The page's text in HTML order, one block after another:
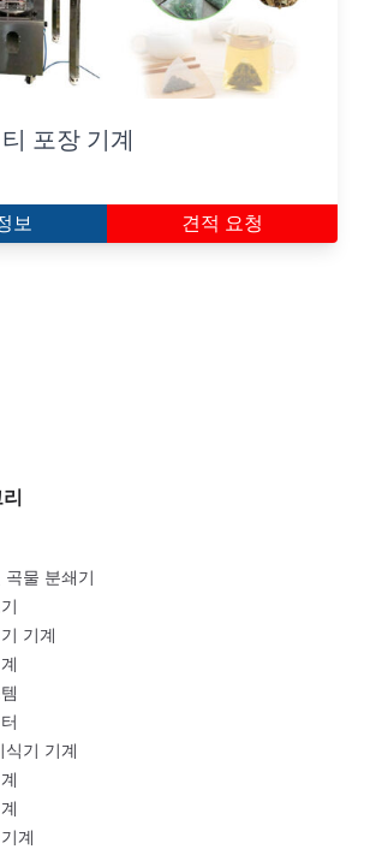
물 분쇄기
기계
기 기계
계
포장 기계
보 견적 요청